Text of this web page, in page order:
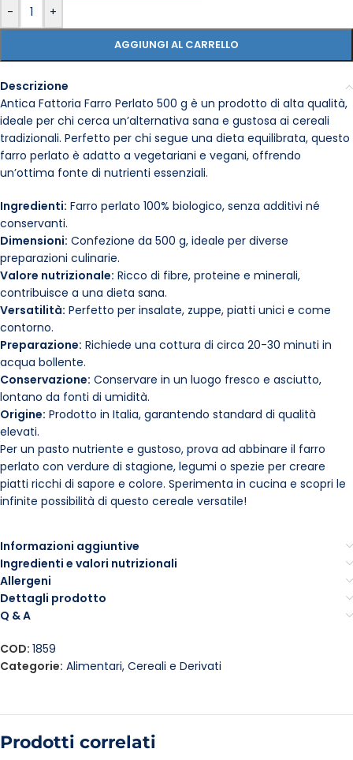
- +
AGGIUNGI AL CARRELLO
Descrizione
Antica Fattoria Farro Perlato 500 g è un prodotto di alta qualità,
ideale per chi cerca un’alternativa sana e gustosa ai cereali
tradizionali. Perfetto per chi segue una dieta equilibrata, questo
farro perlato è adatto a vegetariani e vegani, offrendo
un’ottima fonte di nutrienti essenziali.
Ingredienti: Farro perlato 100% biologico, senza additivi né
conservanti.
Dimensioni: Confezione da 500 g, ideale per diverse
preparazioni culinarie.
Valore nutrizionale: Ricco di fibre, proteine e minerali,
contribuisce a una dieta sana.
Versatilità: Perfetto per insalate, zuppe, piatti unici e come
contorno.
Preparazione: Richiede una cottura di circa 20-30 minuti in
acqua bollente.
Conservazione: Conservare in un luogo fresco e asciutto,
lontano da fonti di umidità.
Origine: Prodotto in Italia, garantendo standard di qualità
elevati.
Per un pasto nutriente e gustoso, prova ad abbinare il farro
perlato con verdure di stagione, legumi o spezie per creare
piatti ricchi di sapore e colore. Sperimenta in cucina e scopri le
infinite possibilità di questo cereale versatile!
Informazioni aggiuntive
Ingredienti e valori nutrizionali
Allergeni
Dettagli prodotto
Q & A
COD: 1859
Categorie: Alimentari, Cereali e Derivati
Prodotti correlati